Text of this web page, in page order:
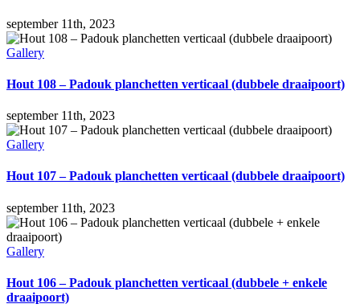
september 11th, 2023
Gallery
Hout 108 – Padouk planchetten verticaal (dubbele draaipoort)
september 11th, 2023
Gallery
Hout 107 – Padouk planchetten verticaal (dubbele draaipoort)
september 11th, 2023
Gallery
Hout 106 – Padouk planchetten verticaal (dubbele + enkele
draaipoort)